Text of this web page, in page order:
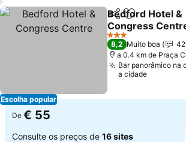
Escolha popular
PartilharAdicionar
Bedford Hotel &
Congress
3 Estrelas
8,2 Muito boa
a 0.4 km de Praça
Bar panorâmico na
a cidade
De € 55
Consulte os preços de 16 sites